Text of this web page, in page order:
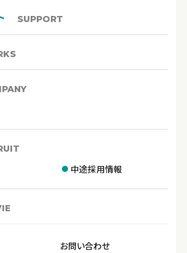
SUPPORT
中途採用情報
お問い合わせ